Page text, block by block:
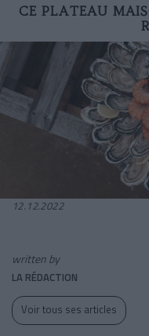
CE PLATEAU
12.12.2022
written by
LA RÉDACTION
Voir tous ses articles